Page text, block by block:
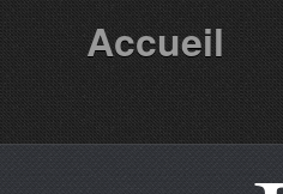
Accueil
Partenaires